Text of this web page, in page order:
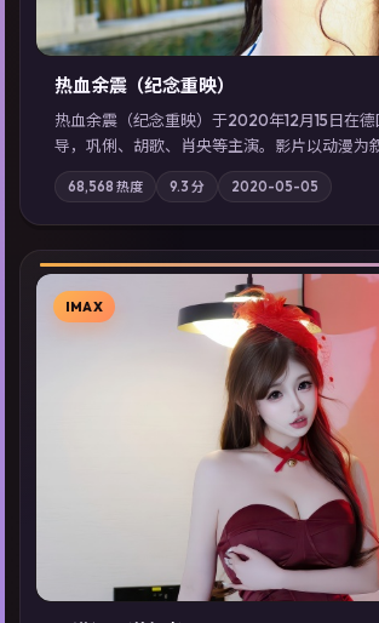
热血余震（纪念重映）
热血余震（纪念重映）于2020年12月15日在
导，巩俐、胡歌、肖央等主演。影片以动漫为
的执念在暴风雨夜正面相撞；摄影与配乐强化
可通过「国产免费观看高清电视剧在线看」延
佳作，畅享高清在线追剧体验。
68,568 热度 9.3 分 2020-05-05
▶
IMAX